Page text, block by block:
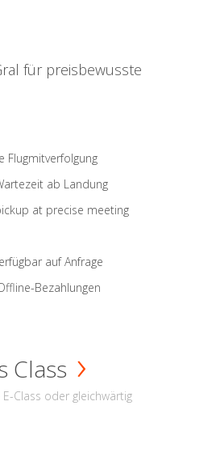
für preisbewusste
Flugmitverfolgung
ab Landung
at precise meeting
auf Anfrage
Bezahlungen
Class
Class oder gleichwärtig